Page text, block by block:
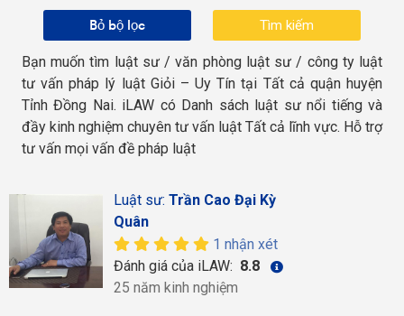
Bỏ bộ lọc
Bạn muốn tìm luật sư / văn phòng luật sư / công ty luật
tư vấn pháp lý luật Giỏi – Uy Tín tại Tất cả quận huyện
Tỉnh Đồng Nai. iLAW có Danh sách luật sư nổi tiếng và
đầy kinh nghiệm chuyên tư vấn luật Tất cả lĩnh vực. Hỗ trợ
tư vấn mọi vấn đề pháp luật
Luật sư: Trần Cao Đại Kỳ
Quân
1 nhận xét
Đánh giá của iLAW: 8.8
25 năm kinh nghiệm